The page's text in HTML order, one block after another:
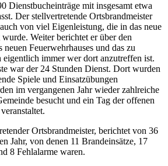
Dienstbucheinträge mit insgesamt etwa
Der stellvertretende Ortsbrandmeister
von viel Eigenleistung, die in das neue
Weiter berichtet er über den
Feuerwehrhauses und das zu
eigentlich immer wer dort anzutreffen ist.
war der 24 Stunden Dienst. Dort wurden
Spiele und Einsatzübungen
im vergangenen Jahr wieder zahlreiche
besucht und ein Tag der offenen
Ortsbrandmeister, berichtet von 36
Jahr, von denen 11 Brandeinsätze, 17
8 Fehlalarme waren.